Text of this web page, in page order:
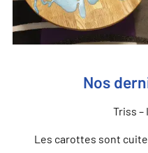
Nos
Triss
Les carottes sont